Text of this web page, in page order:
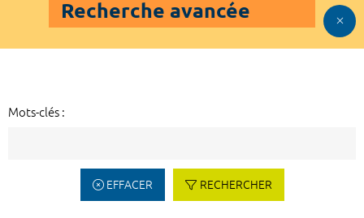
Recherche avancée
Mots-clés :
EFFACER RECHERCHER